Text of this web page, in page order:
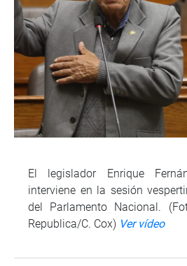
El legislador Enrique
interviene en la sesión
del Parlamento Nacional.
Republica/C. Cox) Ver vídeo